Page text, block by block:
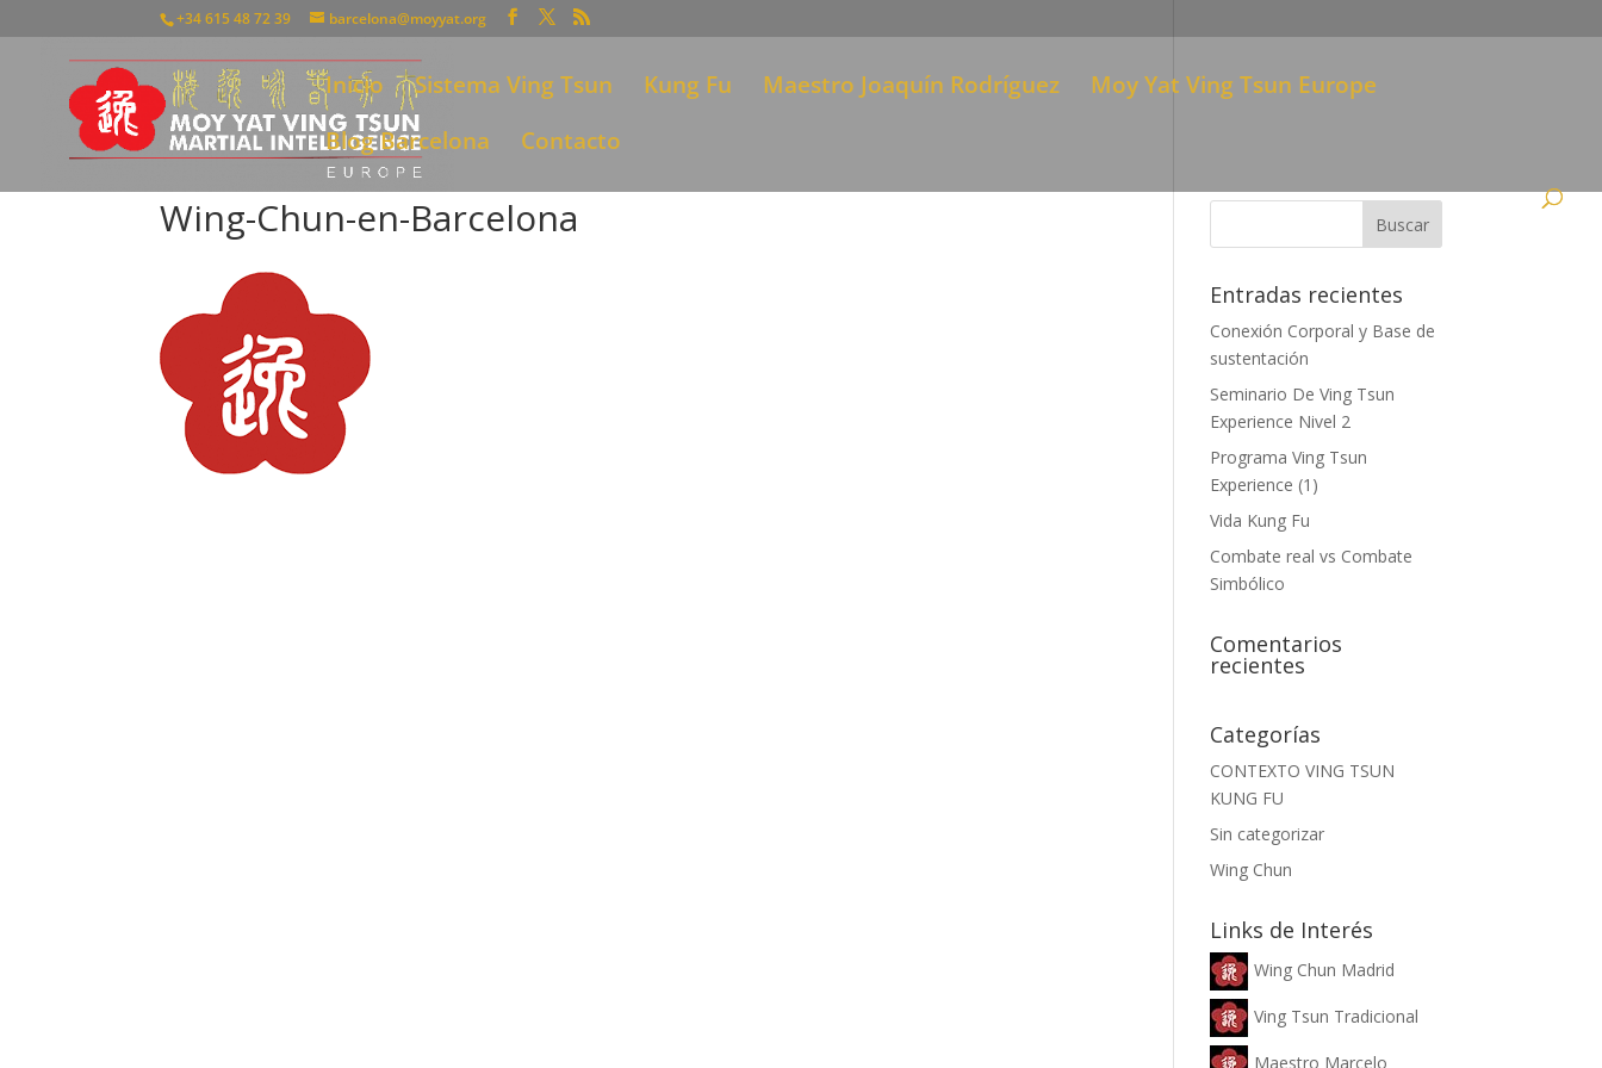
+34 615 48 72 39 barcelona@moyyat.org
Inicio Sistema Ving Tsun Kung Fu Maestro Joaquín Rodríguez
Moy Yat Ving Tsun Europe
Blog Barcelona
Contacto
Wing-Chun-en-Barcelona
Entradas recientes
Conexión Corporal y Base de
sustentación
Seminario De Ving Tsun
Experience Nivel 2
Programa Ving Tsun
Experience (1)
Vida Kung Fu
Combate real vs Combate
Simbólico
Comentarios
recientes
Categorías
CONTEXTO VING TSUN
KUNG FU
Sin categorizar
Wing Chun
Links de Interés
Wing Chun Madrid
Ving Tsun Tradicional
Maestro Marcelo